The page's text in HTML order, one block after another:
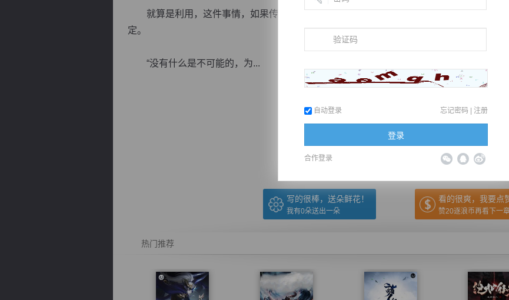
就算是利用，这件事情，如果传出去对他李家的声望还是有很大打击的，所以他觉得那
定。
“没有什么是不可能的，为...
（← 快捷键 上一章 回目录 下一章 快捷键→）
写的很棒，送朵鲜花！
我有0朵送出一朵
看的很爽，我要点
赞20逐浪币再看下一
热门推荐
自动登录 忘记密码 | 注册
登录
合作登录